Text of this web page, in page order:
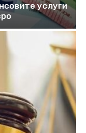
услуги